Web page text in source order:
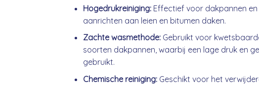
Hogedrukreiniging:Effectief voor dakpannen
aanrichten aan leien en bitumen daken.
Zachte wasmethode:Gebruikt voor
soorten dakpannen, waarbij een lage druk en
gebruikt.
Chemische reiniging:Geschikt voor het